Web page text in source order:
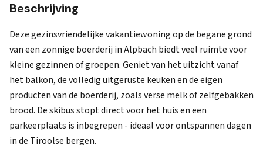
Beschrijving
Deze gezinsvriendelijke vakantiewoning op de begane grond
van een zonnige boerderij in Alpbach biedt veel ruimte voor
kleine gezinnen of groepen. Geniet van het uitzicht vanaf
het balkon, de volledig uitgeruste keuken en de eigen
producten van de boerderij, zoals verse melk of zelfgebakken
brood. De skibus stopt direct voor het huis en een
parkeerplaats is inbegrepen - ideaal voor ontspannen dagen
in de Tiroolse bergen.